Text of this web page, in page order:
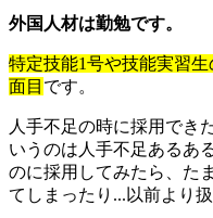
外国人材は勤勉です。
特定技能1号や技能実習
面目 です。
人手不足の時に採用でき
いうのは人手不足あるあ
のに採用してみたら、た
てしまったり...以前より